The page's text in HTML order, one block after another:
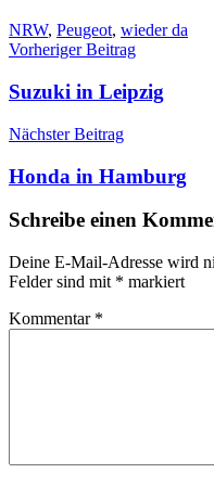
NRW, Peugeot, wieder da
Beitragsnavigation
Vorheriger Beitrag
Suzuki in Leipzig
Nächster Beitrag
Honda in Hamburg
Schreibe einen
Deine E-Mail-Adresse wird
Felder sind mit * markiert
Kommentar *